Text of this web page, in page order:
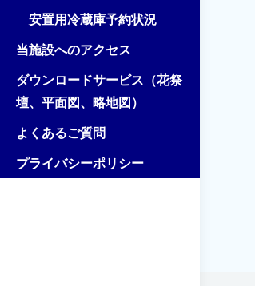
安置用冷蔵庫予約状況
当施設へのアクセス
ダウンロードサービス（花祭
壇、平面図、略地図）
よくあるご質問
プライバシーポリシー